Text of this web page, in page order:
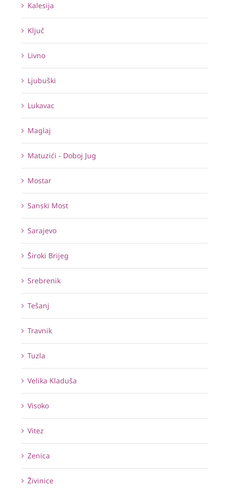
Kalesija
Ključ
Livno
Ljubuški
Lukavac
Maglaj
Matuzići - Doboj Jug
Mostar
Sanski Most
Sarajevo
Široki Brijeg
Srebrenik
Tešanj
Travnik
Tuzla
Velika Kladuša
Visoko
Vitez
Zenica
Živinice